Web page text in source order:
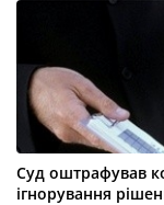
Суд оштрафував
ігнорування